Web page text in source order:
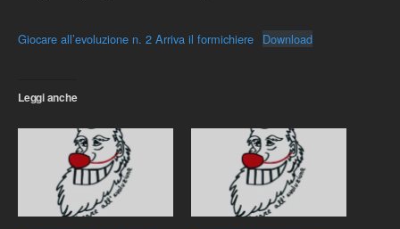
Giocare all’evoluzione n. 2 Arriva il formichiere Download
Leggi anche